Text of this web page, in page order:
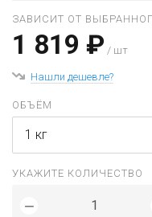
ЗАВИСИТ ОТ
1 819 ₽ / шт
Нашли дешевле?
ОБЪЁМ
1 кг
УКАЖИТЕ КОЛИЧЕСТВО
−